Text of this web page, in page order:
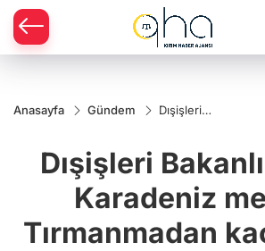
Anasayfa Gündem
Dışişleri
mesajı:
Tırmanmadan
Dışişleri
Karadeniz
Tırmanmadan